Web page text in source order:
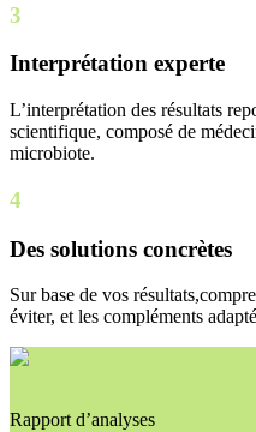
3
Interprétation experte
L’interprétation des résultats
scientifique, composé de
microbiote.
4
Des solutions concrètes
Sur base de vos
éviter, et les compléments
Rapport d’analyses